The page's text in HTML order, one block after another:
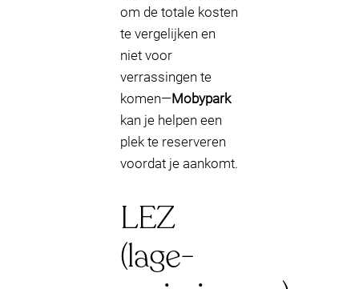
om de totale kosten
te vergelijken en
niet voor
verrassingen te
komen—Mobypark
kan je helpen een
plek te reserveren
voordat je aankomt.
LEZ
(lage-